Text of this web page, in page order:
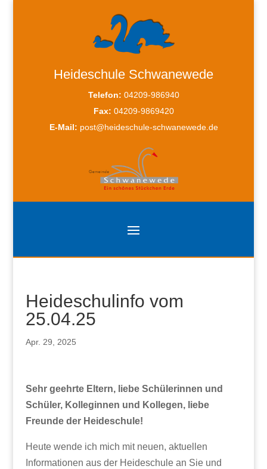
Heideschule Schwanewede
Telefon: 04209-986940
Fax: 04209-9869420
E-Mail: post@heideschule-schwanewede.de
Heideschulinfo vom
25.04.25
Apr. 29, 2025
Sehr geehrte Eltern, liebe Schülerinnen und
Schüler, Kolleginnen und Kollegen, liebe
Freunde der Heideschule!
Heute wende ich mich mit neuen, aktuellen
Informationen aus der Heideschule an Sie und